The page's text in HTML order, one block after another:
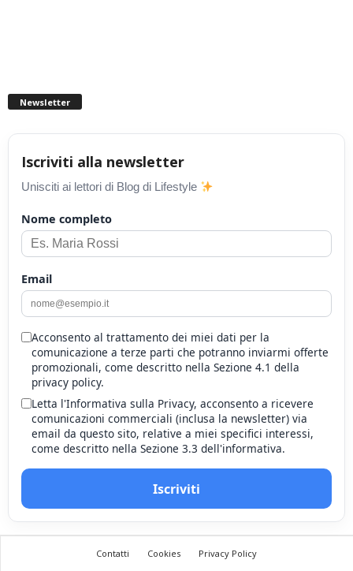
Newsletter
Iscriviti alla newsletter
Unisciti ai lettori di Blog di Lifestyle
Nome completo
Email
Acconsento al trattamento dei miei dati per la
comunicazione a terze parti che potranno inviarmi offerte
promozionali, come descritto nella Sezione 4.1 della
privacy policy.
Letta l'Informativa sulla Privacy, acconsento a ricevere
comunicazioni commerciali (inclusa la newsletter) via
email da questo sito, relative a miei specifici interessi,
come descritto nella Sezione 3.3 dell'informativa.
Iscriviti
Contatti Cookies Privacy Policy